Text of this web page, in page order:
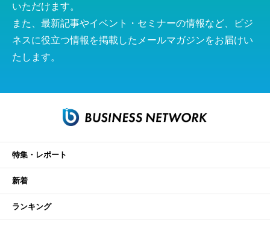
いただけます。
また、最新記事やイベント・セミナーの情報など、ビジ
ネスに役立つ情報を掲載したメールマガジンをお届けい
たします。
特集・レポート
新着
ランキング